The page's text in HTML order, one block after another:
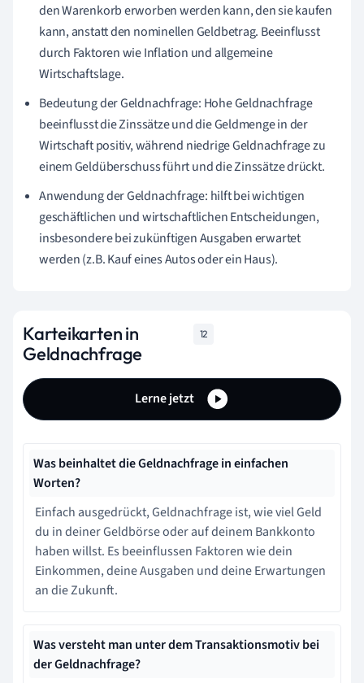
den Warenkorb erworben werden kann, den sie kaufen
kann, anstatt den nominellen Geldbetrag. Beeinflusst
durch Faktoren wie Inflation und allgemeine
Wirtschaftslage.
Bedeutung der Geldnachfrage: Hohe Geldnachfrage
beeinflusst die Zinssätze und die Geldmenge in der
Wirtschaft positiv, während niedrige Geldnachfrage zu
einem Geldüberschuss führt und die Zinssätze drückt.
Anwendung der Geldnachfrage: hilft bei wichtigen
geschäftlichen und wirtschaftlichen Entscheidungen,
insbesondere bei zukünftigen Ausgaben erwartet
werden (z.B. Kauf eines Autos oder ein Haus).
Karteikarten in
Geldnachfrage
12
Lerne jetzt
Was beinhaltet die Geldnachfrage in einfachen
Worten?
Einfach ausgedrückt, Geldnachfrage ist, wie viel Geld
du in deiner Geldbörse oder auf deinem Bankkonto
haben willst. Es beeinflussen Faktoren wie dein
Einkommen, deine Ausgaben und deine Erwartungen
an die Zukunft.
Was versteht man unter dem Transaktionsmotiv bei
der Geldnachfrage?